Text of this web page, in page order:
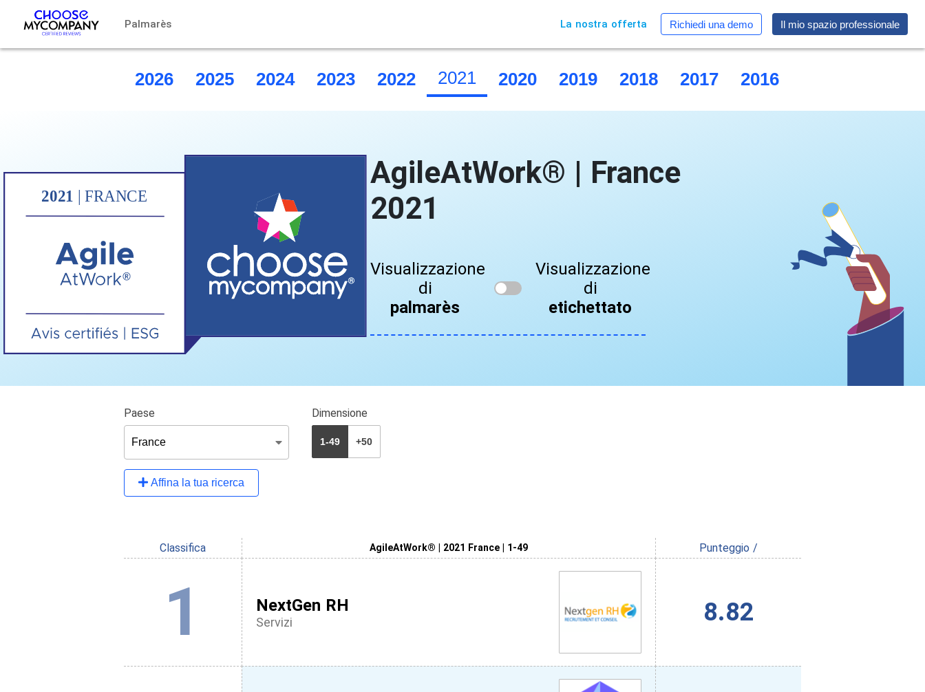
Palmarès La nostra offerta Richiedi una demo Il mio spazio professionale
2026 2025 2024 2023 2022 2021 2020 2019 2018 2017 2016
AgileAtWork® | France
2021
Visualizzazione
di
palmarès
Visualizzazione
di
etichettato
Paese Dimensione
1-49 +50
Affina la tua ricerca
Classifica AgileAtWork® | 2021 France | 1-49 Punteggio /
1 NextGen RH
Servizi 8.82